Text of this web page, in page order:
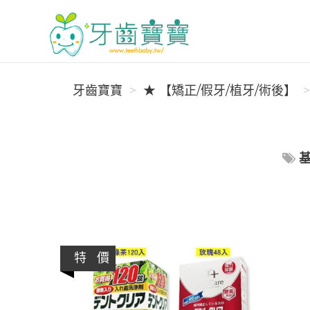
牙齒寶寶
牙齒寶寶
★ 【矯正/假牙/植牙/術後】
特 價